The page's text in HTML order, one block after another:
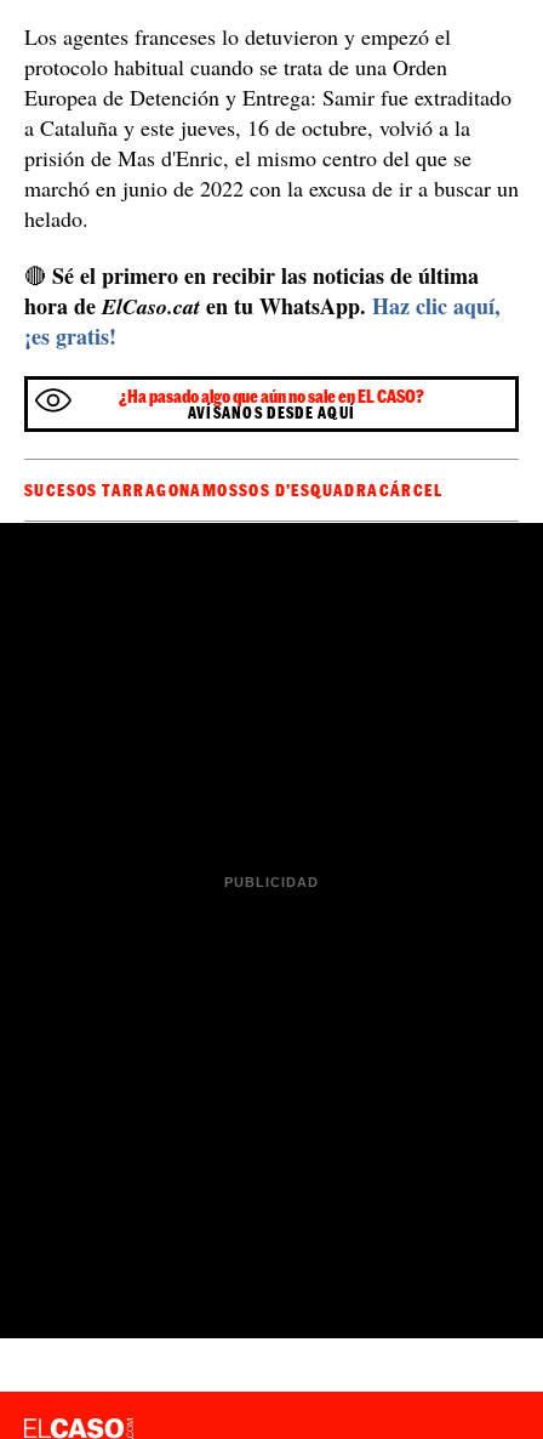
Los agentes franceses lo detuvieron y empezó el
protocolo habitual cuando se trata de una Orden
Europea de Detención y Entrega: Samir fue extraditado
a Cataluña y este jueves, 16 de octubre, volvió a la
prisión de Mas d'Enric, el mismo centro del que se
marchó en junio de 2022 con la excusa de ir a buscar un
helado.
🔴 Sé el primero en recibir las noticias de última
hora deElCaso.cat en tu WhatsApp. Haz clic aquí,
¡es gratis!
¿Ha pasado algo que aún no sale en EL CASO?
AVÍSANOS DESDE AQUÍ
SUCESOS TARRAGONAMOSSOS D'ESQUADRACÁRCEL